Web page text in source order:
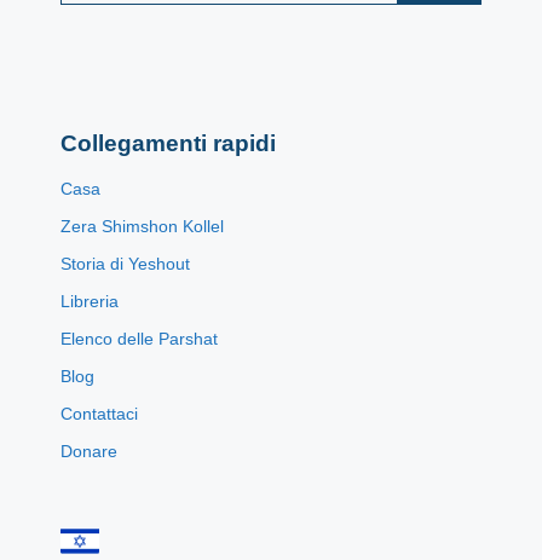
Collegamenti rapidi
Casa
Zera Shimshon Kollel
Storia di Yeshout
Libreria
Elenco delle Parshat
Blog
Contattaci
Donare